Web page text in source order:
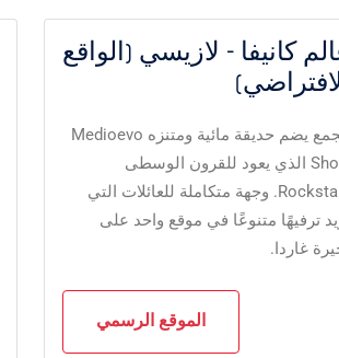
كانيفا - لازيسي (الواقع
مجمع يضم حديقة مائية ومتنزه Medioevo
Show الذي يعود للقرون الوسطى
وRockstar. وجهة متكاملة للعائلات التي
ترفيهًا متنوعًا في موقع واحد على
غاردا.
الموقع الرسمي